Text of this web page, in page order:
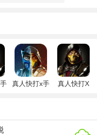
家操控不同角色完成专属
关难度递增，考验角色搭
，面对特殊规则（如限
真人快打x手
真人快打X